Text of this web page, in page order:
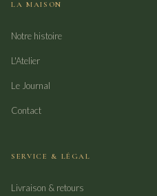
LA MAISON
Notre histoire
L'Atelier
Le Journal
Contact
SERVICE & LÉGAL
Livraison & retours